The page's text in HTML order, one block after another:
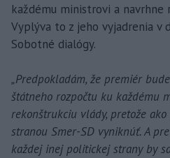
každému ministrovi a navrhne
Vyplýva to z jeho vyjadrenia v
Sobotné dialógy.
„Predpokladám, že premiér
štátneho rozpočtu ku každému
rekonštrukciu vlády, pretože
stranou Smer-SD vyniknúť. A
každej inej politickej strany by